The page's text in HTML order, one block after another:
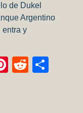
de Dukel
Argentino
entra y
Pinterest
Reddit